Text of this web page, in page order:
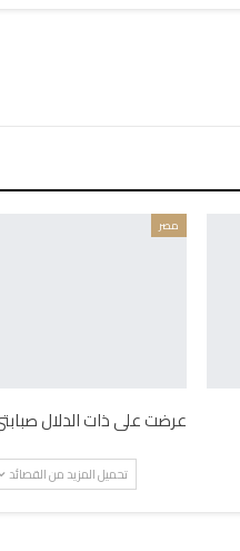
مصر
عرضت على ذات الدلال
تحميل المزيد من القصائد